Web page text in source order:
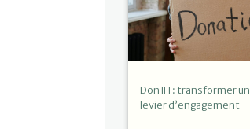
Don IFI : transformer
levier d’engagement